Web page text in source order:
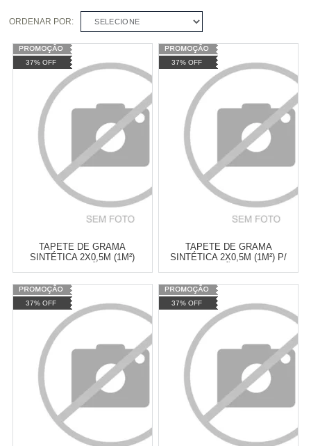
ORDENAR POR: SELECIONE
37% OFF
TAPETE DE GRAMA
SINTÉTICA 2X0,5M (1M²)
Cat:
TELEVENDAS TESTE DE
TELEVENDAS
ESTAMOS EFETUANDO
TESTES
37% OFF
TAPETE DE GRAMA
SINTÉTICA 2X0,5M (1M²) P/
Cat:
TELEVENDAS TESTE DE
TELEVENDAS
ESTAMOS EFETUANDO
TESTES
37% OFF 37% OFF